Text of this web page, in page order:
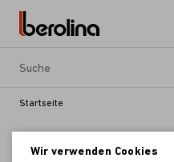
Startseite
Wir verwenden Cookies